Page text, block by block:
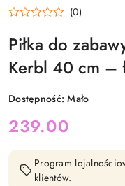
(0)
Piłka do
Kerbl 40 cm –
Dostępność:Mało
cena:
239.00
Program
klientów.